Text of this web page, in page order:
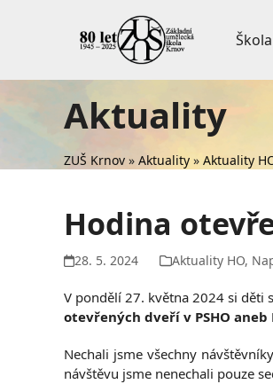
Škola
Aktuality
ZUŠ Krnov » Aktuality » Aktuality
Hodina
28. 5. 2024 Aktuality HO,
V pondělí 27. května 2024 si děti
otevřených dveří v PSHO
Nechali jsme všechny
návštěvu jsme nenechali pouze